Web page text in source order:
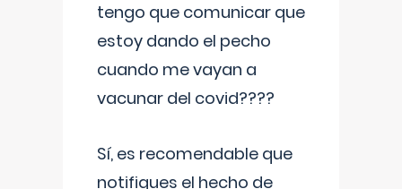
tengo que comunicar que
estoy dando el pecho
cuando me vayan a
vacunar del covid????
Sí, es recomendable que
notifiques el hecho de